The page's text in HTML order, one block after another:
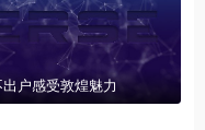
户感受敦煌魅力